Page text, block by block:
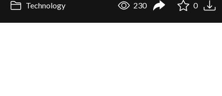
Technology 230 0